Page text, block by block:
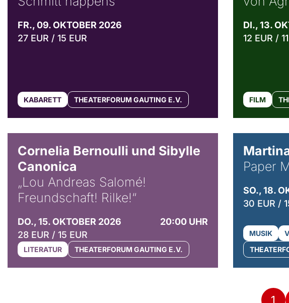
FR., 09. OKTOBER 2026
27 EUR / 15 EUR
KABARETT THEATERFORUM GAUTING E.V.
DI., 13.
12 EUR /
FILM
Cornelia Bernoulli und Sibylle
Canonica
„Lou Andreas Salomé!
Freundschaft! Rilke!“
DO., 15. OKTOBER 2026
20:00 UHR
28 EUR / 15 EUR
LITERATUR THEATERFORUM GAUTING E.V.
Paper
SO., 18.
30 EUR /
MUSIK
1